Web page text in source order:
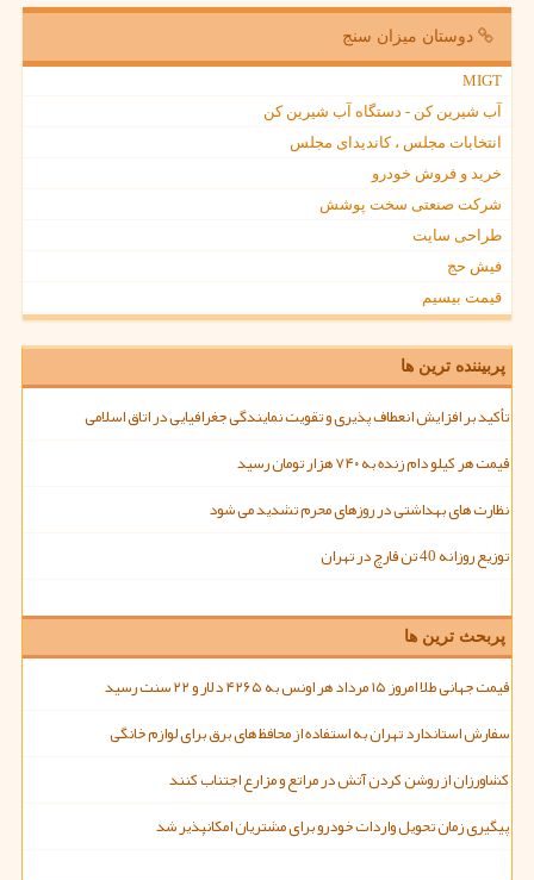
دوستان میزان سنج
MIGT
آب شیرین کن - دستگاه آب شیرین کن
انتخابات مجلس ، کاندیدای مجلس
خرید و فروش خودرو
شرکت صنعتی سخت پوشش
طراحی سایت
فیش حج
قیمت بیسیم
پربیننده ترین ها
تأکید بر افزایش انعطاف پذیری و تقویت نمایندگی جغرافیایی در اتاق اسلامی
قیمت هر کیلو دام زنده به ۷۴۰ هزار تومان رسید
نظارت های بهداشتی در روزهای محرم تشدید می شود
توزیع روزانه 40 تن قارچ در تهران
پربحث ترین ها
قیمت جهانی طلا امروز ۱۵ مرداد هر اونس به ۴۲۶۵ دلار و ۲۲ سنت رسید
سفارش استاندارد تهران به استفاده از محافظ های برق برای لوازم خانگی
کشاورزان از روشن کردن آتش در مراتع و مزارع اجتناب کنند
پیگیری زمان تحویل واردات خودرو برای مشتریان امکانپذیر شد